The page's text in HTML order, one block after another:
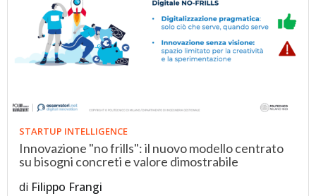
STARTUP INTELLIGENCE
Innovazione "no frills": il nuovo modello centrato
su bisogni concreti e valore dimostrabile
di Filippo Frangi